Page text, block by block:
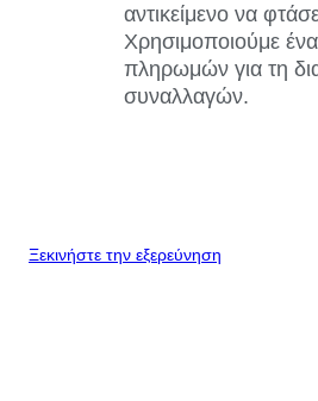
αντικείμενο να
Χρησιμοποιούμε
πληρωμών για τη
συναλλαγών.
Ξεκινήστε την εξερεύνηση